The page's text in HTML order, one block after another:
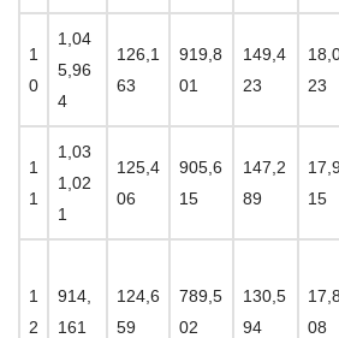
1
0
1,04
5,96
4
126,1
63
919,8
01
149,4
23
23
1
1
1,03
1,02
1
125,4
06
905,6
15
147,2
89
17,9
15
1
2
914,
161
124,6
59
789,5
02
130,5
94
17,8
08